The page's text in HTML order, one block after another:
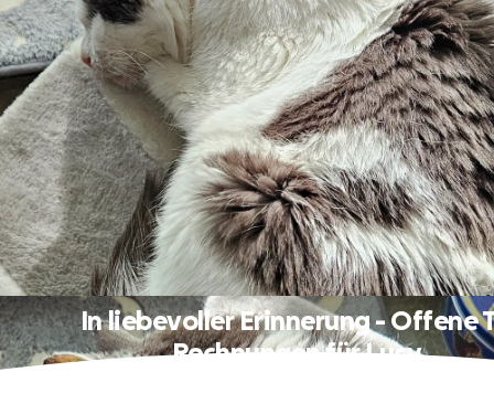
In liebevoller Erinnerung - Offene
Rechnungen für Lucy